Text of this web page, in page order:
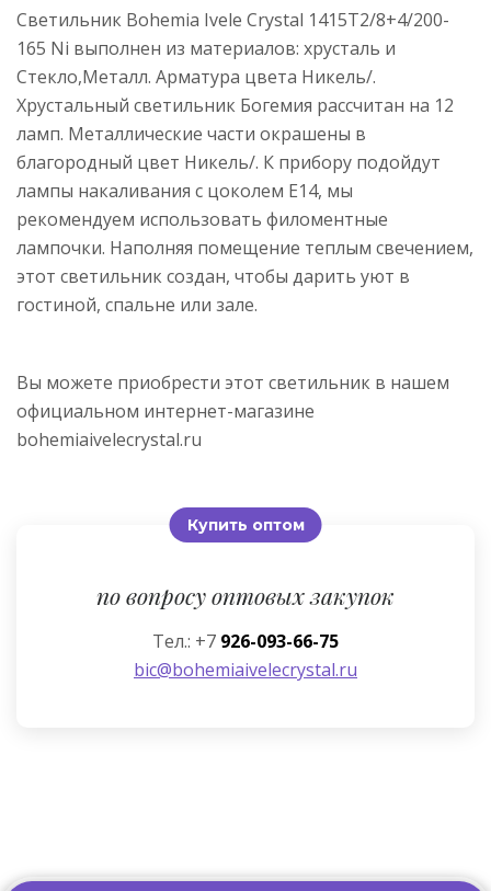
Светильник Bohemia Ivele Crystal 1415T2/8+4/200-
165 Ni выполнен из материалов: хрусталь и
Стекло,Металл. Арматура цвета Никель/.
Хрустальный светильник Богемия рассчитан на 12
ламп. Металлические части окрашены в
благородный цвет Никель/. К прибору подойдут
лампы накаливания с цоколем E14, мы
рекомендуем использовать филоментные
лампочки. Наполняя помещение теплым свечением,
этот светильник создан, чтобы дарить уют в
гостиной, спальне или зале.
Вы можете приобрести этот светильник в нашем
официальном интернет-магазине
bohemiaivelecrystal.ru
Купить оптом
по вопросу оптовых закупок
Тел.: +7 926-093-66-75
bic@bohemiaivelecrystal.ru